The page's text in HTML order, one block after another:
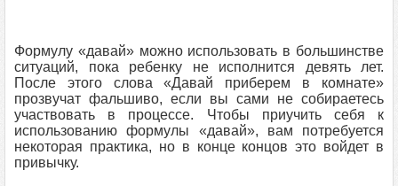
Формулу «давай» можно использовать в большинстве
ситуаций, пока ребенку не исполнится девять лет.
После этого слова «Давай приберем в комнате»
прозвучат фальшиво, если вы сами не собираетесь
участвовать в процессе. Чтобы приучить себя к
использованию формулы «давай», вам потребуется
некоторая практика, но в конце концов это войдет в
привычку.